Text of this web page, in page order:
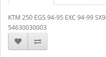
KTM 250 EGS 94-95 EXC 94-99
54630030003